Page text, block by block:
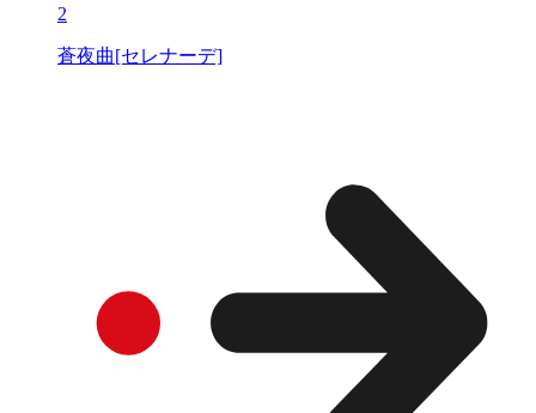
2
蒼夜曲[セレナーデ]